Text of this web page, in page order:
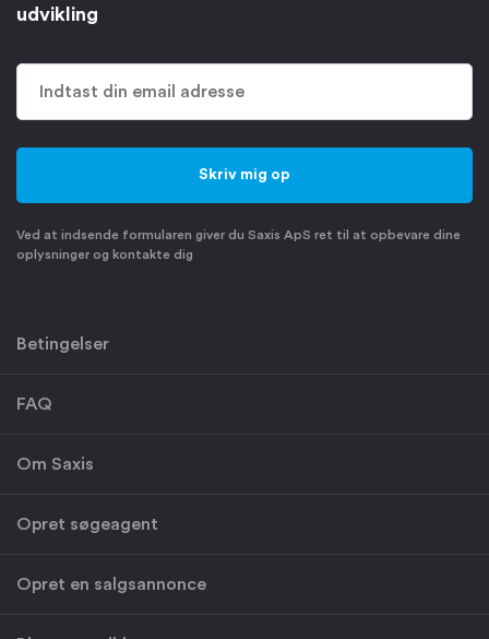
udvikling
Ved at indsende formularen giver du Saxis ApS ret til at opbevare dine
oplysninger og kontakte dig
Betingelser
FAQ
Om Saxis
Opret søgeagent
Opret en salgsannonce